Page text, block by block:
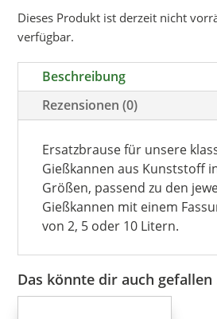
Dieses Produkt ist derzeit nicht
verfügbar.
Beschreibung
Rezensionen (0)
Ersatzbrause für unsere
Gießkannen aus Kunststoff
Größen, passend zu den
Gießkannen mit einem
von 2, 5 oder 10 Litern.
Das könnte dir auch